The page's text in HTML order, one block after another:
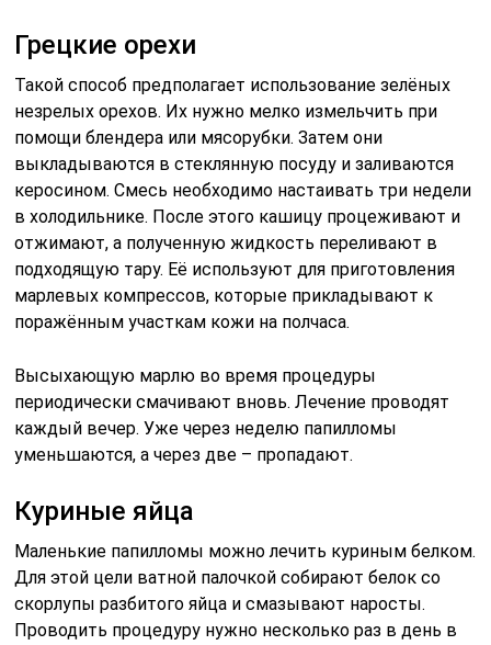
Грецкие орехи
Такой способ предполагает использование зелёных
незрелых орехов. Их нужно мелко измельчить при
помощи блендера или мясорубки. Затем они
выкладываются в стеклянную посуду и заливаются
керосином. Смесь необходимо настаивать три недели
в холодильнике. После этого кашицу процеживают и
отжимают, а полученную жидкость переливают в
подходящую тару. Её используют для приготовления
марлевых компрессов, которые прикладывают к
поражённым участкам кожи на полчаса.
Высыхающую марлю во время процедуры
периодически смачивают вновь. Лечение проводят
каждый вечер. Уже через неделю папилломы
уменьшаются, а через две – пропадают.
Куриные яйца
Маленькие папилломы можно лечить куриным белком.
Для этой цели ватной палочкой собирают белок со
скорлупы разбитого яйца и смазывают наросты.
Проводить процедуру нужно несколько раз в день в